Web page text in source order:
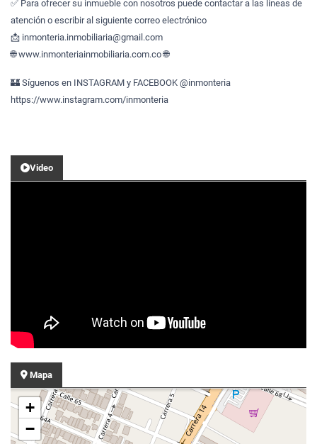
✅ Para ofrecer su inmueble con nosotros puede contactar a las líneas de
atención o escribir al siguiente correo electrónico
📩 inmonteria.inmobiliaria@gmail.com
🌐 www.inmonteriainmobiliaria.com.co 🌐
🏰 Síguenos en INSTAGRAM y FACEBOOK @inmonteria
https://www.instagram.com/inmonteria
Video
Mapa
+
−